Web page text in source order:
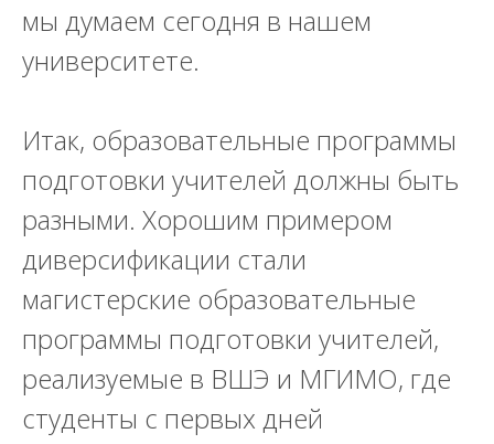
мы думаем сегодня в нашем
университете.
Итак, образовательные программы
подготовки учителей должны быть
разными. Хорошим примером
диверсификации стали
магистерские образовательные
программы подготовки учителей,
реализуемые в ВШЭ и МГИМО, где
студенты с первых дней